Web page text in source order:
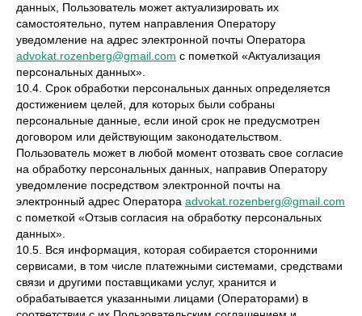
данных, Пользователь может актуализировать их
самостоятельно, путем направления Оператору
уведомление на адрес электронной почты Оператора
advokat.rozenberg@gmail.com с пометкой «Актуализация
персональных данных».
10.4. Срок обработки персональных данных определяется
достижением целей, для которых были собраны
персональные данные, если иной срок не предусмотрен
договором или действующим законодательством.
Пользователь может в любой момент отозвать свое согласие
на обработку персональных данных, направив Оператору
уведомление посредством электронной почты на
электронный адрес Оператора advokat.rozenberg@gmail.com
с пометкой «Отзыв согласия на обработку персональных
данных».
10.5. Вся информация, которая собирается сторонними
сервисами, в том числе платежными системами, средствами
связи и другими поставщиками услуг, хранится и
обрабатывается указанными лицами (Операторами) в